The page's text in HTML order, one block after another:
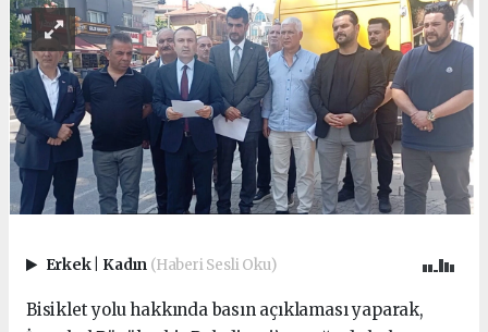
Erkek Kadın (Haberi Sesli Oku)
Bisiklet yolu hakkında basın açıklaması yaparak,